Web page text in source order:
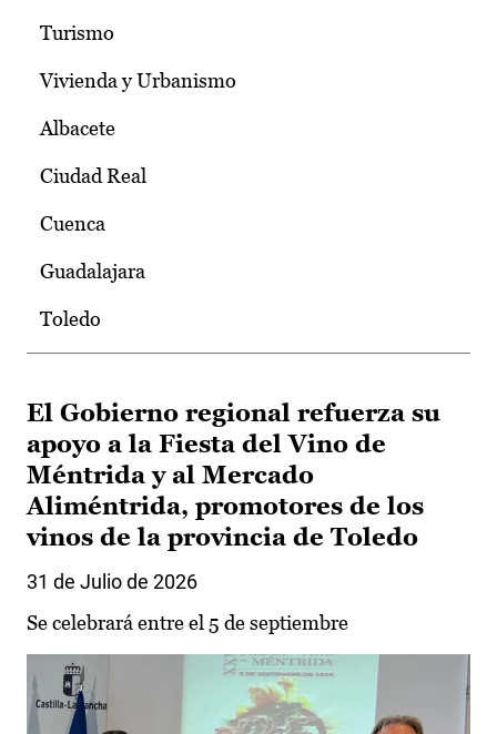
Turismo
Vivienda y Urbanismo
Albacete
Ciudad Real
Cuenca
Guadalajara
Toledo
El Gobierno regional refuerza su
apoyo a la Fiesta del Vino de
Méntrida y al Mercado
Aliméntrida, promotores de los
vinos de la provincia de Toledo
31 de Julio de 2026
Se celebrará entre el 5 de septiembre